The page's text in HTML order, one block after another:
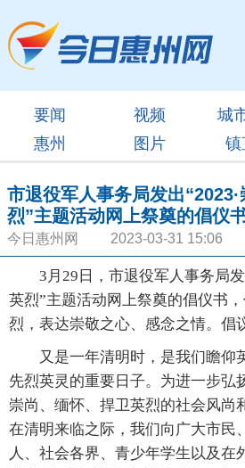
要闻 视频 城
惠州
图片 镇
市退役军人事务局发出“2023·
烈”主题活动网上祭奠的倡仪
今日惠州网 2023-03-31 15:06
3月29日，市退役军人事务局发
英烈”主题活动网上祭奠的倡仪书
烈，表达崇敬之心、感念之情。倡
又是一年清明时，是我们瞻仰
先烈英灵的重要日子。为进一步弘
崇尚、缅怀、捍卫英烈的社会风尚
在清明来临之际，我们向广大市民
人、社会各界、青少年学生以及在